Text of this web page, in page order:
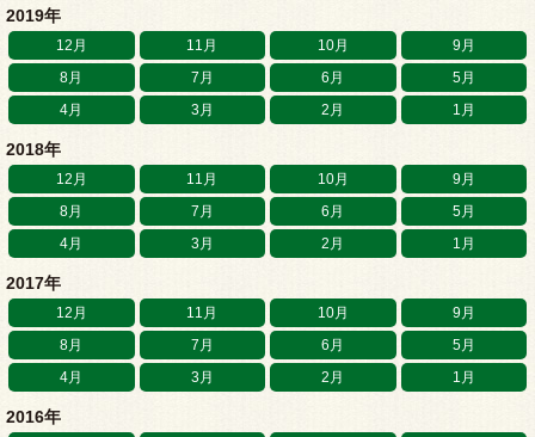
2019年
12月 11月 10月
9月
8月
7月 6月
5月
4月
3月 2月 1月
2018年
12月 11月 10月
9月
8月
7月 6月
5月
4月
3月 2月 1月
2017年
12月 11月 10月
9月
8月
7月 6月
5月
4月
3月 2月 1月
2016年